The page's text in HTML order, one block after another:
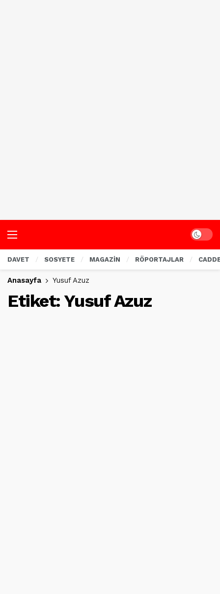
Dark
DAVET SOSYETE MAGAZİN RÖPORTAJLAR
Anasayfa Yusuf Azuz
Etiket:Yusuf Azuz